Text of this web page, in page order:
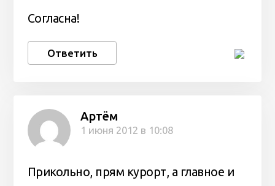
Согласна!
Ответить
Артём
1 июня 2012 в 10:08
Прикольно, прям курорт, а главное и